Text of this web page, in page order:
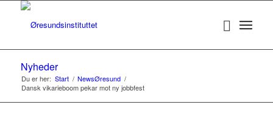
Nyheder
Du er her: Start / NewsØresund /
Dansk vikarieboom pekar mot ny jobbfest